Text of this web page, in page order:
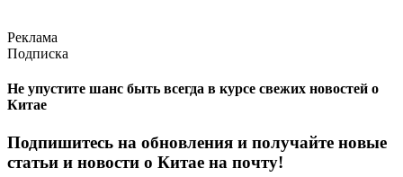
Реклама
Подписка
Не упустите шанс быть всегда в курсе свежих новостей о
Китае
Подпишитесь на обновления и получайте новые
статьи и новости о Китае на почту!